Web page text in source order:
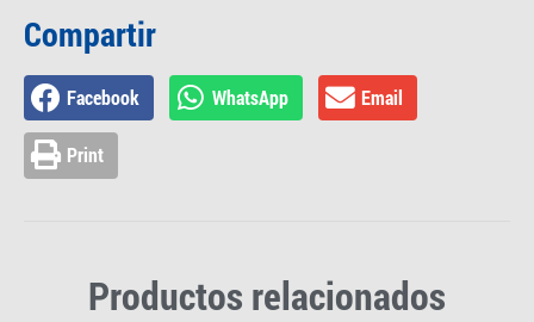
Compartir
Facebook WhatsApp Email
Print
Productos relacionados